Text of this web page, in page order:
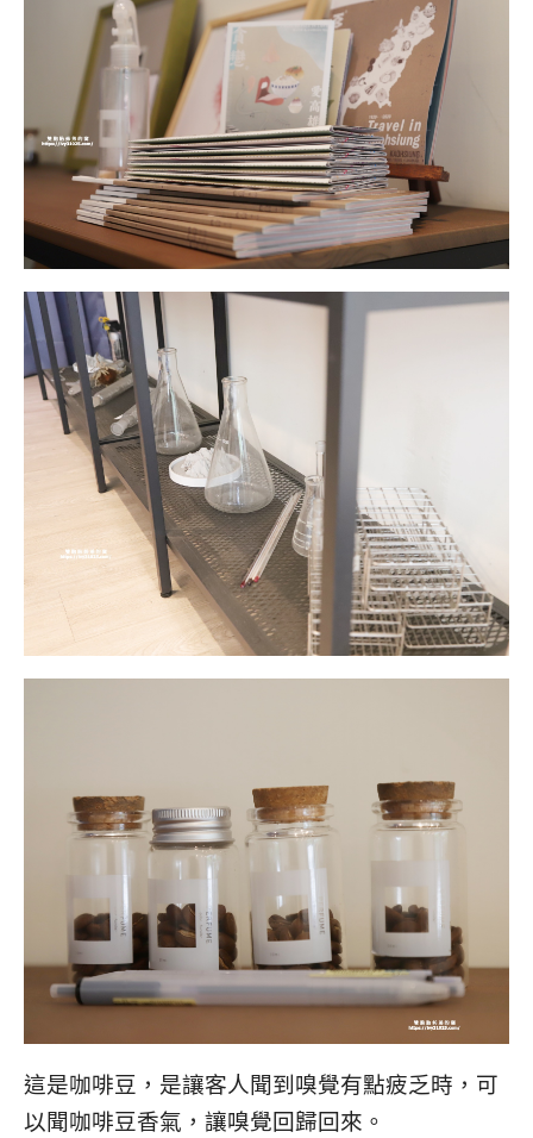
這是咖啡豆，是讓客人聞到嗅覺有點疲乏時，可
以聞咖啡豆香氣，讓嗅覺回歸回來。